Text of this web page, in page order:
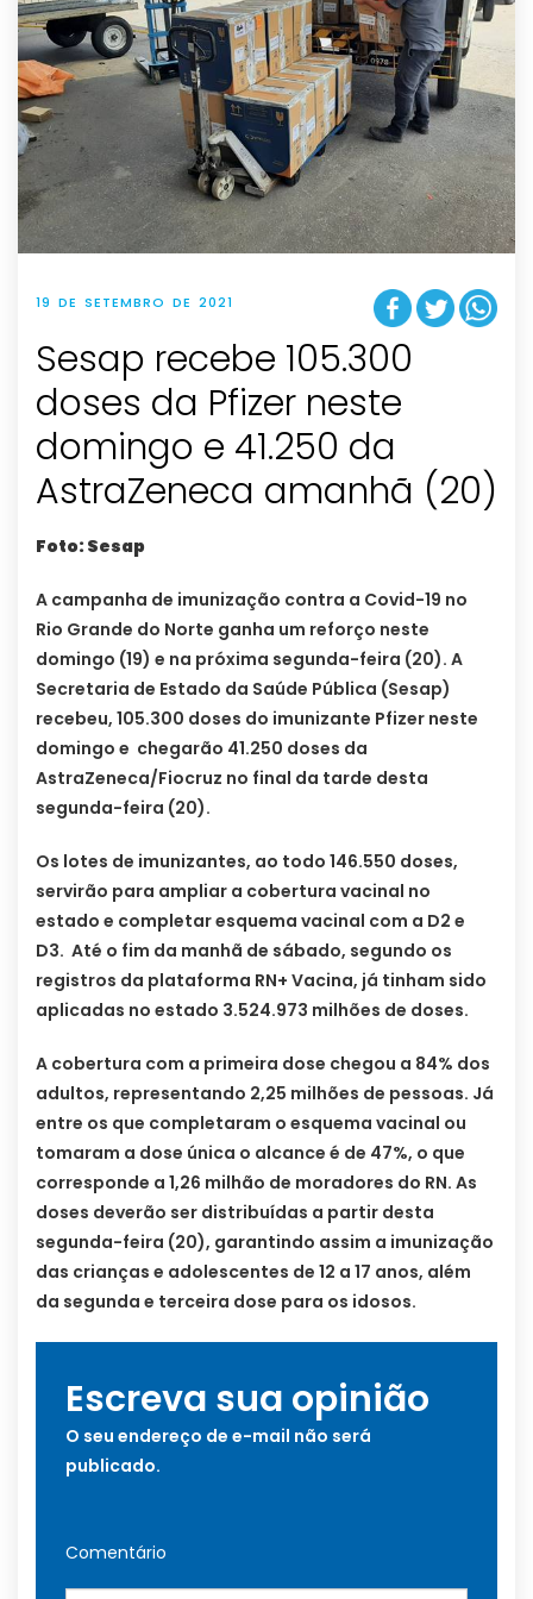
19 DE SETEMBRO DE 2021
Sesap recebe 105.300
doses da Pfizer neste
domingo e 41.250 da
AstraZeneca amanhã (20)
Foto: Sesap
A campanha de imunização contra a Covid-19 no
Rio Grande do Norte ganha um reforço neste
domingo (19) e na próxima segunda-feira (20). A
Secretaria de Estado da Saúde Pública (Sesap)
recebeu, 105.300 doses do imunizante Pfizer neste
domingo e chegarão 41.250 doses da
AstraZeneca/Fiocruz no final da tarde desta
segunda-feira (20).
Os lotes de imunizantes, ao todo 146.550 doses,
servirão para ampliar a cobertura vacinal no
estado e completar esquema vacinal com a D2 e
D3. Até o fim da manhã de sábado, segundo os
registros da plataforma RN+ Vacina, já tinham sido
aplicadas no estado 3.524.973 milhões de doses.
A cobertura com a primeira dose chegou a 84% dos
adultos, representando 2,25 milhões de pessoas. Já
entre os que completaram o esquema vacinal ou
tomaram a dose única o alcance é de 47%, o que
corresponde a 1,26 milhão de moradores do RN. As
doses deverão ser distribuídas a partir desta
segunda-feira (20), garantindo assim a imunização
das crianças e adolescentes de 12 a 17 anos, além
da segunda e terceira dose para os idosos.
Escreva sua opinião
O seu endereço de e-mail não será
publicado.
Comentário